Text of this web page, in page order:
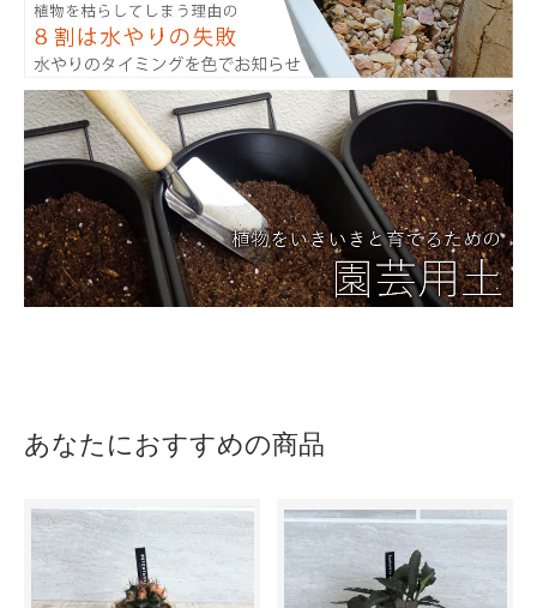
あなたにおすすめの商品